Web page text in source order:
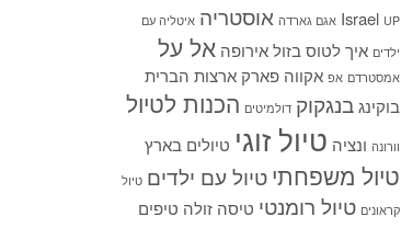
Israel UP אגם גארדה אוסטריה איטליה עם
ילדים איך לטוס בזול אירופה אל על
אמסטרדם אפ אקווה פארק ארצות הברית
בוקינג בנגקוק דולמיטים הכנות לטיול
וורונה ונציה טיול זוגי טיולים בארץ
טיול משפחתי טיול עם ילדים טיול
קראונים טיול רומנטי טיסה זולה טיפים